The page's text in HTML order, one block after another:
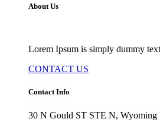
About Us
Lorem Ipsum is simply dummy
CONTACT US
Contact Info
30 N Gould ST STE N, Wyoming